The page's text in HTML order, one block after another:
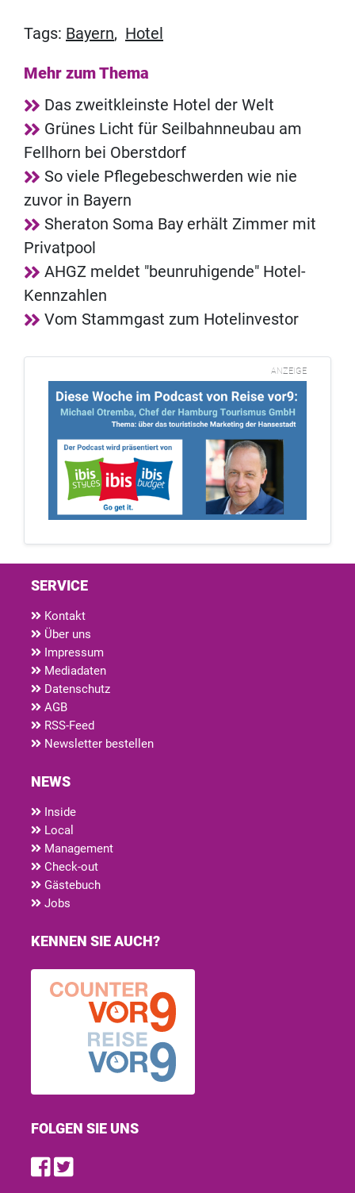
Tags: Bayern, Hotel
Mehr zum Thema
Das zweitkleinste Hotel der Welt
Grünes Licht für Seilbahnneubau am
Fellhorn bei Oberstdorf
So viele Pflegebeschwerden wie nie
zuvor in Bayern
Sheraton Soma Bay erhält Zimmer mit
Privatpool
AHGZ meldet "beunruhigende" Hotel-
Kennzahlen
Vom Stammgast zum Hotelinvestor
ANZEIGE
SERVICE
Kontakt
Über uns
Impressum
Mediadaten
Datenschutz
AGB
RSS-Feed
Newsletter bestellen
NEWS
Inside
Local
Management
Check-out
Gästebuch
Jobs
KENNEN SIE AUCH?
FOLGEN SIE UNS
Find us on Facebook
Follow us on Twitter